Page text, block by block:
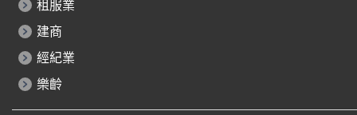
租服業
建商
經紀業
樂齡